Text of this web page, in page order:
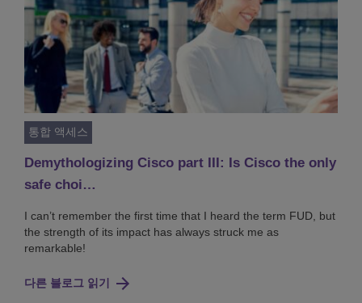
통합 액세스
Demythologizing Cisco part III: Is Cisco the only
safe choi…
I can’t remember the first time that I heard the term FUD, but
the strength of its impact has always struck me as
remarkable!
다른 블로그 읽기